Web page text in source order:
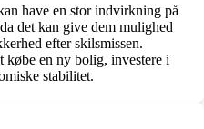
have en stor indvirkning på
det kan give dem mulighed
efter skilsmissen.
en ny bolig, investere i
stabilitet.